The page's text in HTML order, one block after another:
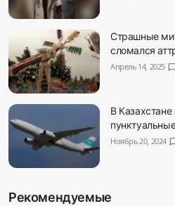
Страшные
сломался
Апрель 14, 2025
В
Ноябрь 20, 2024
Рекомендуемые